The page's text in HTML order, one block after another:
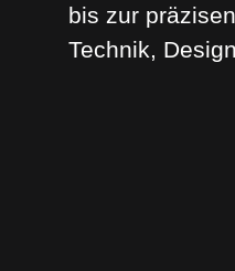
bis zur
Technik,